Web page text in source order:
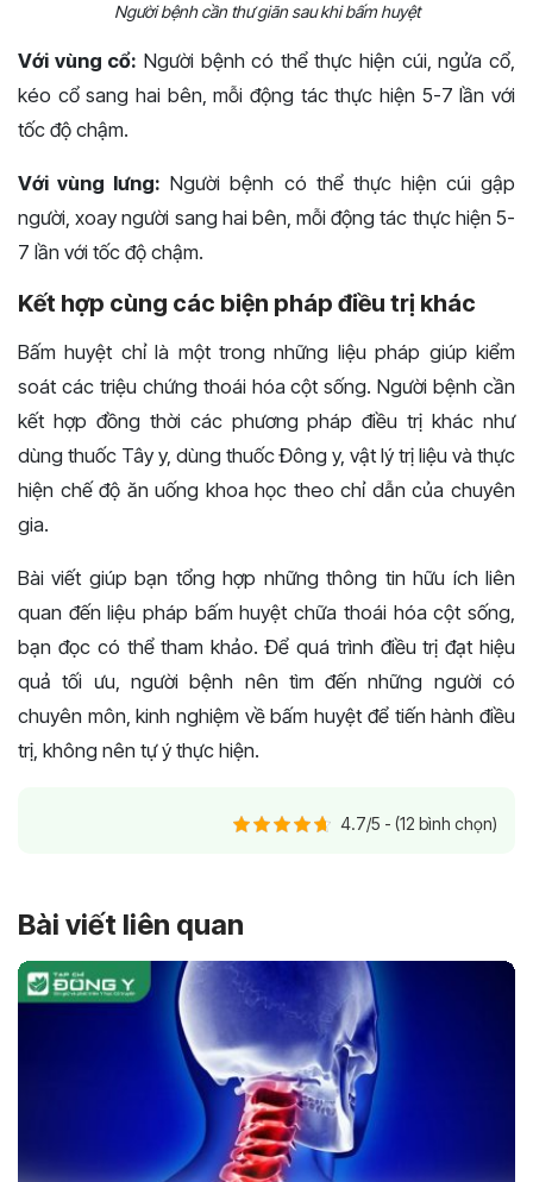
Người bệnh cần thư giãn sau khi bấm huyệt
Với vùng cổ: Người bệnh có thể thực hiện cúi, ngửa cổ,
kéo cổ sang hai bên, mỗi động tác thực hiện 5-7 lần với
tốc độ chậm.
Với vùng lưng: Người bệnh có thể thực hiện cúi gập
người, xoay người sang hai bên, mỗi động tác thực hiện 5-
7 lần với tốc độ chậm.
Kết hợp cùng các biện pháp điều trị khác
Bấm huyệt chỉ là một trong những liệu pháp giúp kiểm
soát các triệu chứng thoái hóa cột sống. Người bệnh cần
kết hợp đồng thời các phương pháp điều trị khác như
dùng thuốc Tây y, dùng thuốc Đông y, vật lý trị liệu và thực
hiện chế độ ăn uống khoa học theo chỉ dẫn của chuyên
gia.
Bài viết giúp bạn tổng hợp những thông tin hữu ích liên
quan đến liệu pháp bấm huyệt chữa thoái hóa cột sống,
bạn đọc có thể tham khảo. Để quá trình điều trị đạt hiệu
quả tối ưu, người bệnh nên tìm đến những người có
chuyên môn, kinh nghiệm về bấm huyệt để tiến hành điều
trị, không nên tự ý thực hiện.
4.7/5 - (12 bình chọn)
Bài viết liên quan